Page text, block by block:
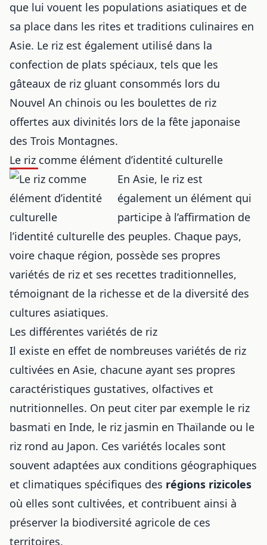
que lui vouent les populations asiatiques et de
sa place dans les rites et traditions culinaires en
Asie. Le riz est également utilisé dans la
confection de plats spéciaux, tels que les
gâteaux de riz gluant consommés lors du
Nouvel An chinois ou les boulettes de riz
offertes aux divinités lors de la fête japonaise
des Trois Montagnes.
Le riz comme élément d’identité culturelle
En Asie, le riz est
également un élément qui
participe à l’affirmation de
l’identité culturelle des peuples. Chaque pays,
voire chaque région, possède ses propres
variétés de riz et ses recettes traditionnelles,
témoignant de la richesse et de la diversité des
cultures asiatiques.
Les différentes variétés de riz
Il existe en effet de nombreuses variétés de riz
cultivées en Asie, chacune ayant ses propres
caractéristiques gustatives, olfactives et
nutritionnelles. On peut citer par exemple le riz
basmati en Inde, le riz jasmin en Thaïlande ou le
riz rond au Japon. Ces variétés locales sont
souvent adaptées aux conditions géographiques
et climatiques spécifiques des régions rizicoles
où elles sont cultivées, et contribuent ainsi à
préserver la biodiversité agricole de ces
territoires.